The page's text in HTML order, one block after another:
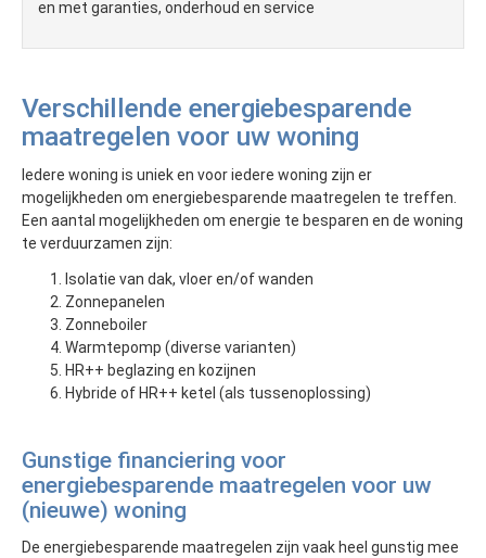
en met garanties, onderhoud en service
Verschillende energiebesparende
maatregelen voor uw woning
Iedere woning is uniek en voor iedere woning zijn er
mogelijkheden om energiebesparende maatregelen te treffen.
Een aantal mogelijkheden om energie te besparen en de woning
te verduurzamen zijn:
Isolatie van dak, vloer en/of wanden
Zonnepanelen
Zonneboiler
Warmtepomp (diverse varianten)
HR++ beglazing en kozijnen
Hybride of HR++ ketel (als tussenoplossing)
Gunstige financiering voor
energiebesparende maatregelen voor uw
(nieuwe) woning
De energiebesparende maatregelen zijn vaak heel gunstig mee